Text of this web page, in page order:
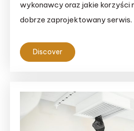
wykonawcy oraz jakie korzyści
dobrze zaprojektowany
Discover